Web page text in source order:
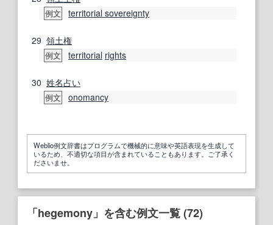
例文 territorial sovereignty
29 領土権
例文 territorial rights
30 姓名占い
例文 onomancy
Weblio例文辞書はプログラムで機械的に意味や英語表現を生成して
いるため、不適切な項目が含まれていることもあります。ご了承く
ださいませ。
「hegemony」を含む例文一覧 (72)